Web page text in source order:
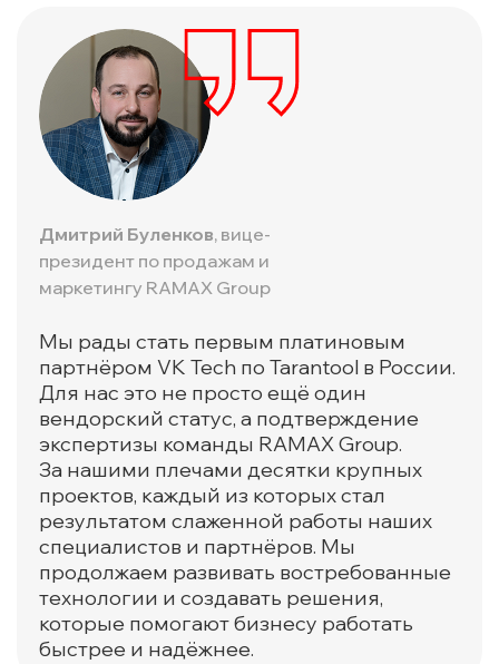
Дмитрий Буленков, вице-
президент по продажам и
маркетингу RAMAX Group
Мы рады стать первым платиновым
партнёром VK Tech по Tarantool в России.
Для нас это не просто ещё один
вендорский статус, а подтверждение
экспертизы команды RAMAX Group.
За нашими плечами десятки крупных
проектов, каждый из которых стал
результатом слаженной работы наших
специалистов и партнёров. Мы
продолжаем развивать востребованные
технологии и создавать решения,
которые помогают бизнесу работать
быстрее и надёжнее.